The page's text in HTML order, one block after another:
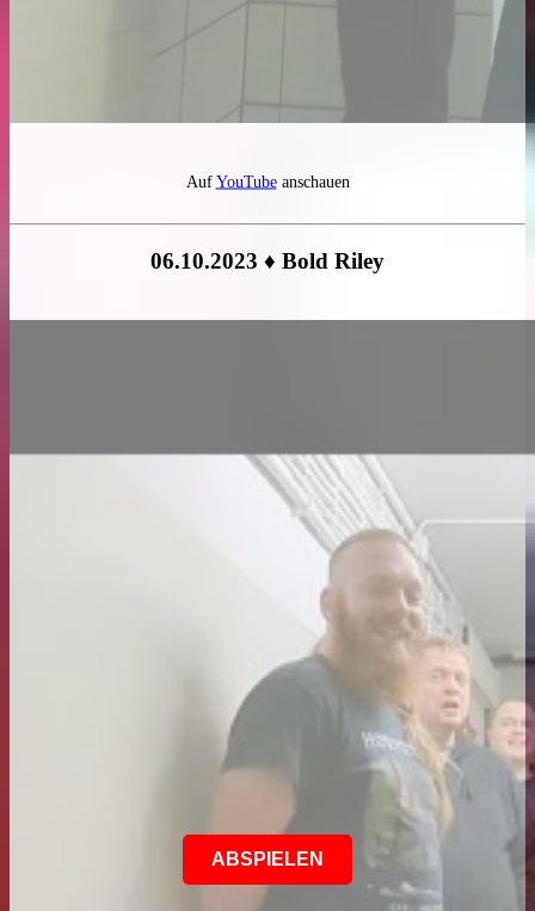
AufYouTubeanschauen
06.10.2023 ♦ Bold Riley
ABSPIELEN